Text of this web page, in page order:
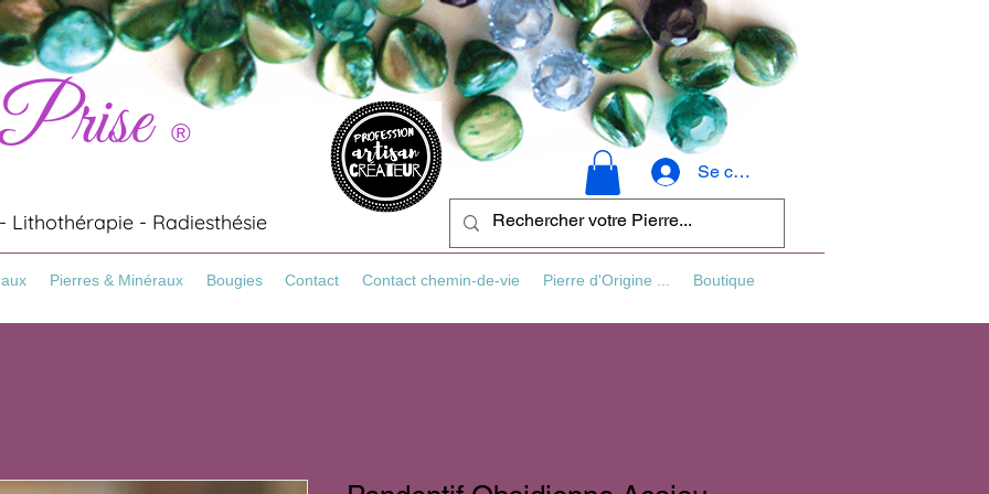
®
Se connecter
Lithothérapie - Radiesthésie
Pierres & Minéraux Bougies Contact Contact chemin-de-vie Pierre d'Origine ... Boutique